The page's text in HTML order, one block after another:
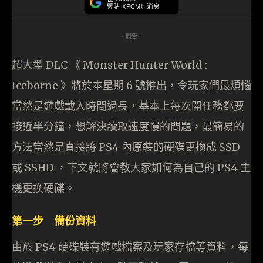
緊貼《PCM》消息
- 廣告 -
超大型 DLC 《 Monster Hunter World :
Iceborne 》將於本星期 6 號推出，令玩家們最煩惱
當然是遊戲載入時間過長，基本上每次開任務都要
接近半分鐘，想解決讀取速度慢的問題，最簡易的
方法當然是直接將 PS4 內原裝的硬碟更換成 SSD
或 SSHD ，下文就將會教大家如何為自己的 PS4 主
機更換硬碟。
第一步 備份資料
由於 PS4 硬碟裝有遊戲檔案及玩家存檔等資料，每